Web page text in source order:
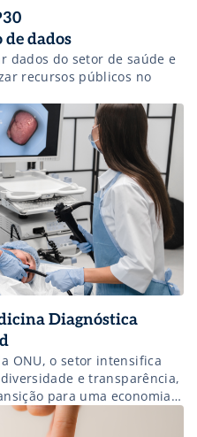
dados
dados do setor de saúde e
recursos públicos no
Diagnóstica
ONU, o setor intensifica
e transparência,
para uma economia